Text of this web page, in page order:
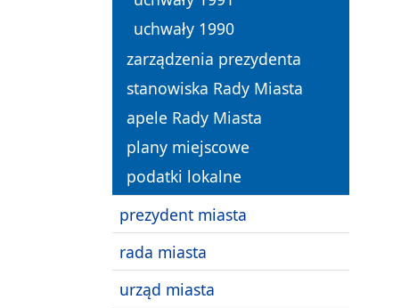
uchwały 1990
zarządzenia prezydenta
stanowiska Rady Miasta
apele Rady Miasta
plany miejscowe
podatki lokalne
prezydent miasta
rada miasta
urząd miasta